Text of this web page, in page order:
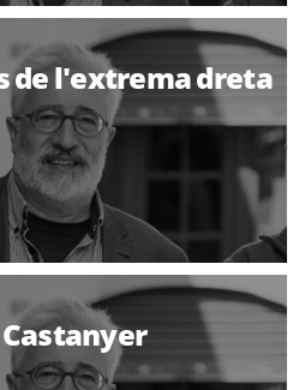
de l'extrema dreta
Castanyer